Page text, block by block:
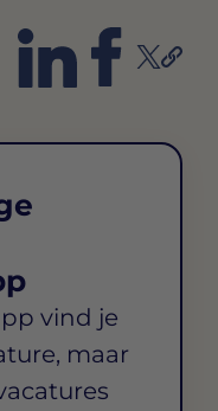
vind je
maar